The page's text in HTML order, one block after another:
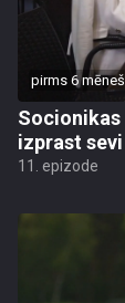
pirms 6
Socionikas
izprast
11. epizode